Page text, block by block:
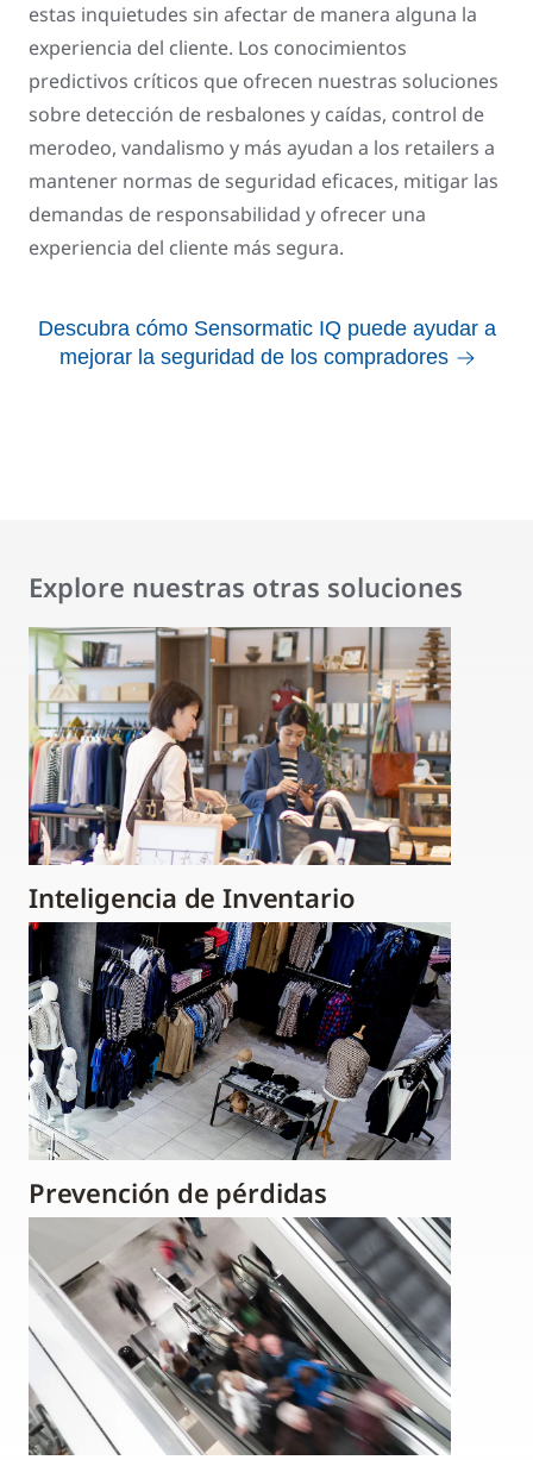
estas inquietudes sin afectar de manera alguna la
experiencia del cliente. Los conocimientos
predictivos críticos que ofrecen nuestras soluciones
sobre detección de resbalones y caídas, control de
merodeo, vandalismo y más ayudan a los retailers a
mantener normas de seguridad eficaces, mitigar las
demandas de responsabilidad y ofrecer una
experiencia del cliente más segura.
Descubra cómo Sensormatic IQ puede ayudar a
mejorar la seguridad de los compradores
Explore nuestras otras soluciones
Inteligencia de Inventario
Prevención de pérdidas